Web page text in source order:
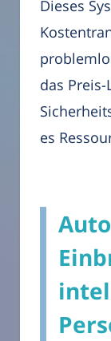
Dieses
das
es